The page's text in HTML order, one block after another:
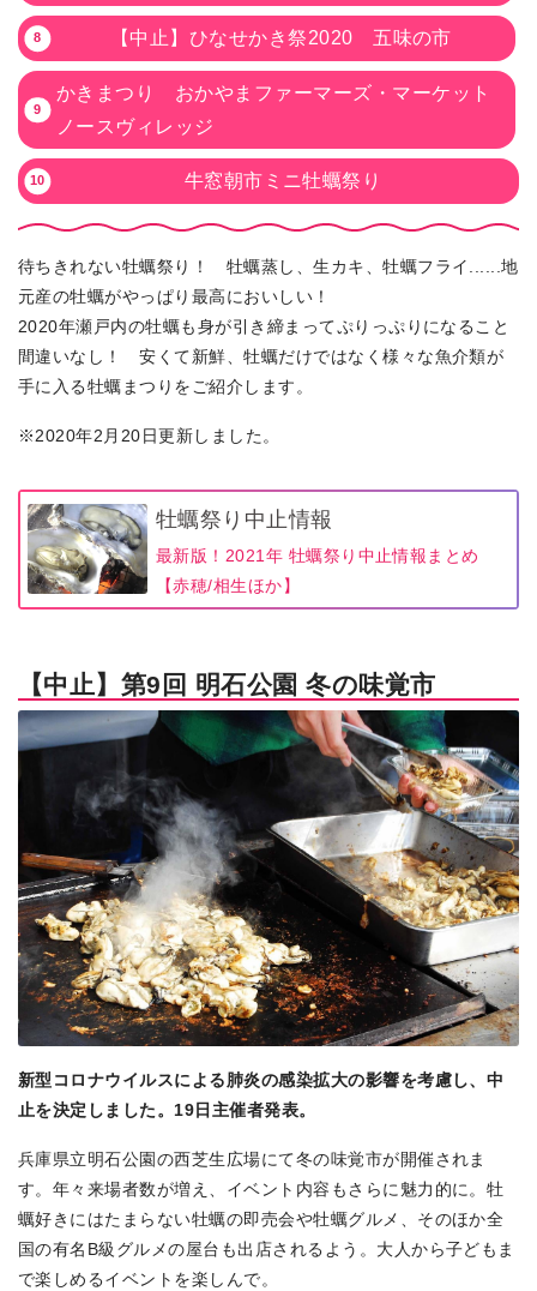
【中止】ひなせかき祭2020 五味の市
かきまつり おかやまファーマーズ・マーケット
ノースヴィレッジ
牛窓朝市ミニ牡蠣祭り
待ちきれない牡蠣祭り！ 牡蠣蒸し、生カキ、牡蠣フライ......地
元産の牡蠣がやっぱり最高においしい！
2020年瀬戸内の牡蠣も身が引き締まってぷりっぷりになること
間違いなし！ 安くて新鮮、牡蠣だけではなく様々な魚介類が
手に入る牡蠣まつりをご紹介します。
※2020年2月20日更新しました。
牡蠣祭り中止情報
最新版！2021年 牡蠣祭り中止情報まとめ
【赤穂/相生ほか】
【中止】第9回 明石公園 冬の味覚市
新型コロナウイルスによる肺炎の感染拡大の影響を考慮し、中
止を決定しました。19日主催者発表。
兵庫県立明石公園の西芝生広場にて冬の味覚市が開催されま
す。年々来場者数が増え、イベント内容もさらに魅力的に。牡
蠣好きにはたまらない牡蠣の即売会や牡蠣グルメ、そのほか全
国の有名B級グルメの屋台も出店されるよう。大人から子どもま
で楽しめるイベントを楽しんで。